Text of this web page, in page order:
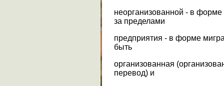
неорганизованной - в форме
за пределами
предприятия - в форме
быть
организованная
перевод) и